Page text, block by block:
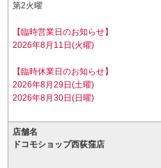
第2火曜
【臨時営業日のお知らせ】
2026年8月11日(火曜)
【臨時休業日のお知らせ】
2026年8月29日(土曜)
2026年8月30日(日曜)
店舗名
ドコモショップ西荻窪店